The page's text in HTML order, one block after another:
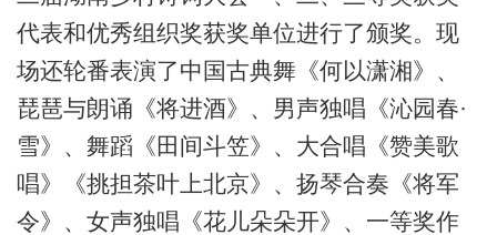
代表和优秀组织奖获奖单位进行了颁奖。现
场还轮番表演了中国古典舞《何以潇湘》、
琵琶与朗诵《将进酒》、男声独唱《沁园春·
雪》、舞蹈《田间斗笠》、大合唱《赞美歌
唱》《挑担茶叶上北京》、扬琴合奏《将军
令》、女声独唱《花儿朵朵开》、一等奖作